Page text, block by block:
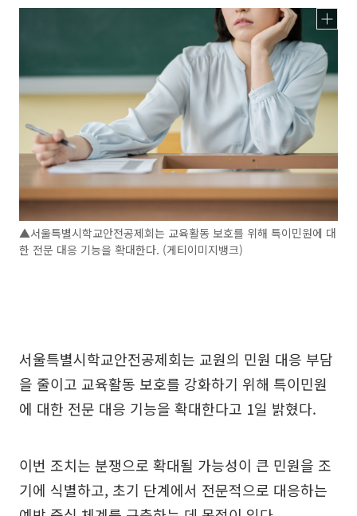
▲서울특별시학교안전공제회는 교육활동 보호를 위해 특이민원에 대
한 전문 대응 기능을 확대한다. (게티이미지뱅크)
서울특별시학교안전공제회는 교원의 민원 대응 부담
을 줄이고 교육활동 보호를 강화하기 위해 특이민원
에 대한 전문 대응 기능을 확대한다고 1일 밝혔다.
이번 조치는 분쟁으로 확대될 가능성이 큰 민원을 조
기에 식별하고, 초기 단계에서 전문적으로 대응하는